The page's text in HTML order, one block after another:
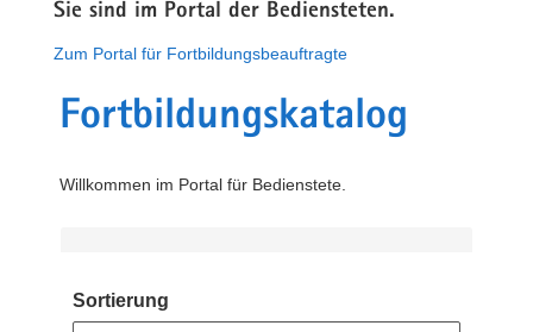
Sie sind im Portal der Bediensteten.
Zum Portal für Fortbildungsbeauftragte
Fortbildungskatalog
Willkommen im Portal für Bedienstete.
Sortierung